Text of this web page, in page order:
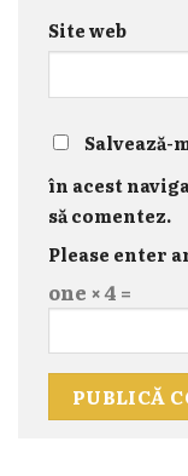
Site web
Salvează-
în acest
să comentez.
Please enter
one × 4 =